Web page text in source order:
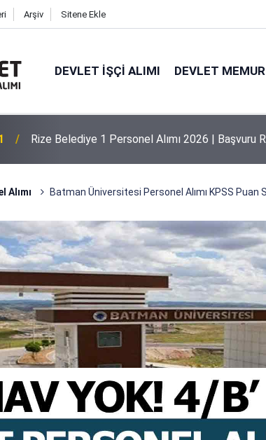
Arşiv Sitene Ekle
DEVLET İŞÇI ALIMI DEVLET
Ondokuz Mayıs Üniversitesi Personel Alım İlanı
Alımı Batman Üniversitesi Personel Alımı KPSS Puan